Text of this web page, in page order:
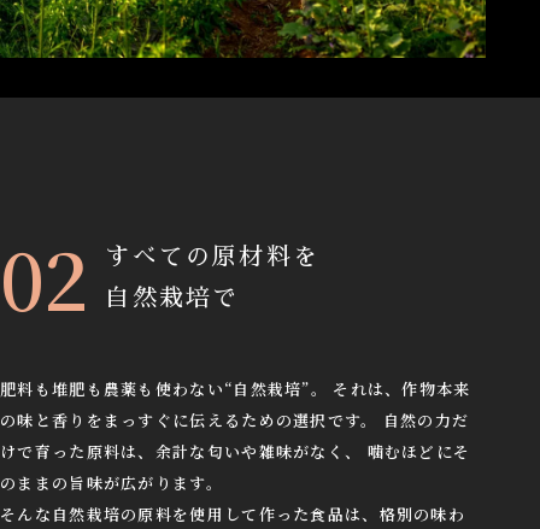
すべての原材料を
自然栽培で
肥料も堆肥も農薬も使わない“自然栽培”。 それは、作物本来
の味と香りをまっすぐに伝えるための選択です。 自然の力だ
けで育った原料は、余計な匂いや雑味がなく、 噛むほどにそ
のままの旨味が広がります。
そんな自然栽培の原料を使用して作った食品は、格別の味わ